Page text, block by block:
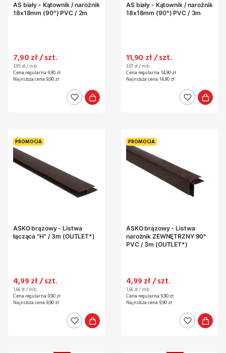
AS biały - Kątownik / narożnik
18x18mm (90°) PVC / 2m
Cena promocyjna
7,90 zł / szt.
Cena jednostkowa
3,95 zł / mb
Cena regularna:9,90 zł
Najniższa cena:9,90 zł
AS biały - Kątownik / narożnik
18x18mm (90°) PVC / 3m
Cena promocyjna
11,90 zł / szt.
Cena jednostkowa
3,97 zł / mb
Cena regularna:14,90 zł
Najniższa cena:14,90 zł
PROMOCJA
ASKO brązowy - Listwa
łącząca "H" / 3m (OUTLET*)
Cena promocyjna
4,99 zł / szt.
Cena jednostkowa
1,66 zł / mb
Cena regularna:9,90 zł
Najniższa cena:9,90 zł
PROMOCJA
ASKO brązowy - Listwa
narożnik ZEWNĘTRZNY 90°
PVC / 3m (OUTLET*)
Cena promocyjna
4,99 zł / szt.
Cena jednostkowa
1,66 zł / mb
Cena regularna:9,90 zł
Najniższa cena:9,90 zł